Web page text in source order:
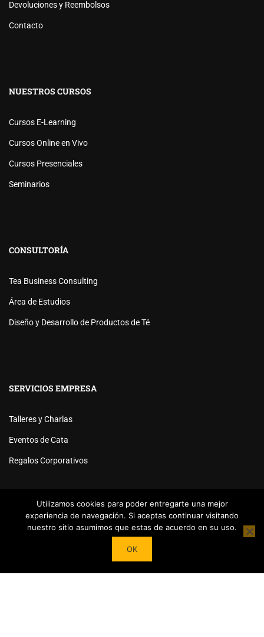
Devoluciones y Reembolsos
Contacto
NUESTROS CURSOS
Cursos E-Learning
Cursos Online en Vivo
Cursos Presenciales
Seminarios
CONSULTORÍA
Tea Business Consulting
Área de Estudios
Diseño y Desarrollo de Productos de Té
SERVICIOS EMPRESA
Talleres y Charlas
Eventos de Cata
Regalos Corporativos
Powered byTea Institute Latinoamérica ® 2026. Todos Los
Utilizamos cookies para poder entregarte una mejor
experiencia de navegación. Si aceptas continuar visitando
nuestro sitio asumimos que estas de acuerdo en su uso.
OK